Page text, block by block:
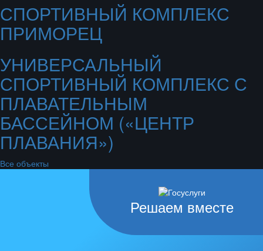
СПОРТИВНЫЙ КОМПЛЕКС
ПРИМОРЕЦ
УНИВЕРСАЛЬНЫЙ
СПОРТИВНЫЙ КОМПЛЕКС С
ПЛАВАТЕЛЬНЫМ
БАССЕЙНОМ («ЦЕНТР
ПЛАВАНИЯ»)
Все объекты
Решаем вместе